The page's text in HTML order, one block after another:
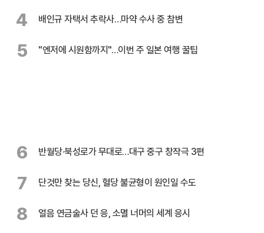
4 배인규 자택서 추락사…마약 수사 중 참변
5 "엔저에 시원함까지"…이번 주 일본 여행 꿀팁
6 반월당·북성로가 무대로…대구 중구 창작극 3편
7 단것만 찾는 당신, 혈당 불균형이 원인일 수도
8 얼음 연금술사 던 응, 소멸 너머의 세계 응시